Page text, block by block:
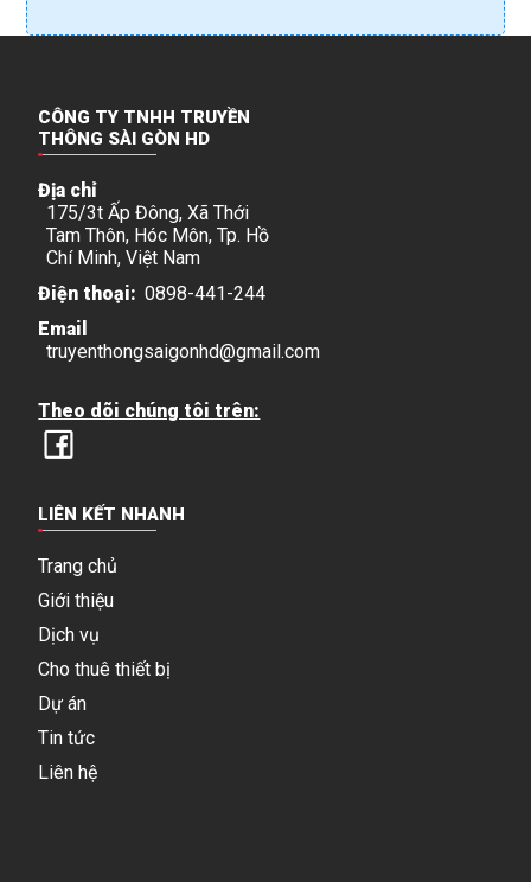
CÔNG TY TNHH TRUYỀN
THÔNG SÀI GÒN HD
Địa chỉ
175/3t Ấp Đông, Xã Thới
Tam Thôn, Hóc Môn, Tp. Hồ
Chí Minh, Việt Nam
Điện thoại: 0898-441-244
Email
truyenthongsaigonhd@gmail.com
Theo dõi chúng tôi trên:
LIÊN KẾT NHANH
Trang chủ
Giới thiệu
Dịch vụ
Cho thuê thiết bị
Dự án
Tin tức
Liên hệ